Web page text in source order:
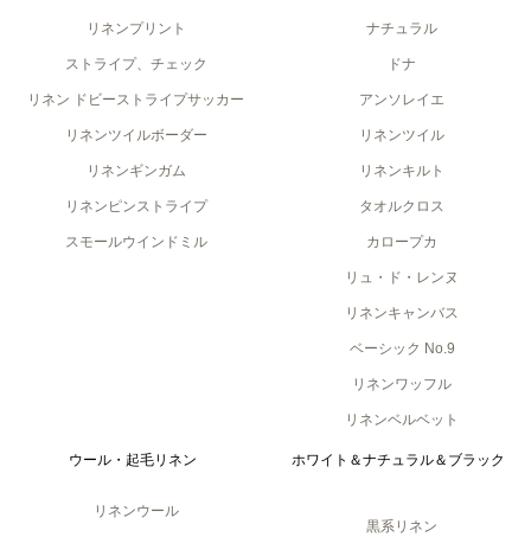
リネンプリント
ストライプ、チェック
リネン ドビーストライプサッカー
リネンツイルボーダー
リネンギンガム
リネンピンストライプ
スモールウインドミル
ナチュラル
ドナ
アンソレイエ
リネンツイル
リネンキルト
タオルクロス
カロープカ
リュ・ド・レンヌ
リネンキャンバス
ベーシック No.9
リネンワッフル
リネンベルベット
ウール・起毛リネン
リネンウール
ホワイト＆ナチュラル＆ブラック
黒系リネン